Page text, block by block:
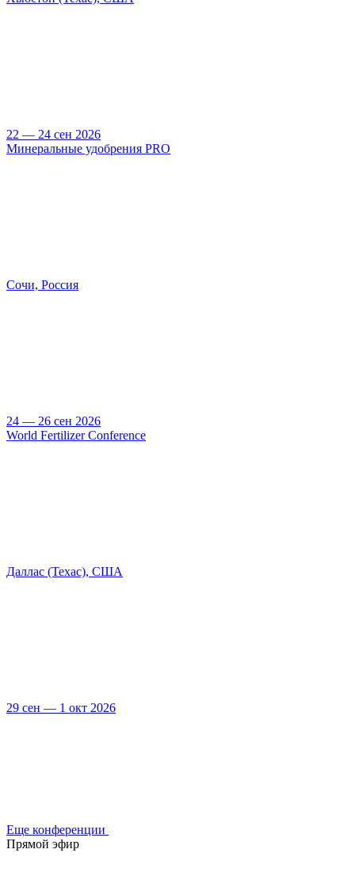
22 — 24 сен 2026
Минеральные удобрения PRO
Сочи, Россия
24 — 26 сен 2026
World Fertilizer Conference
Даллас (Техас), США
29 сен — 1 окт 2026
Еще конференции
Прямой эфир